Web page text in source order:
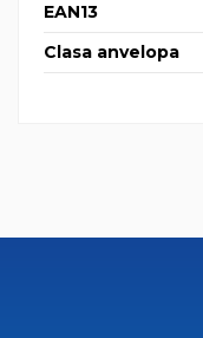
EAN13
Clasa anvelopa